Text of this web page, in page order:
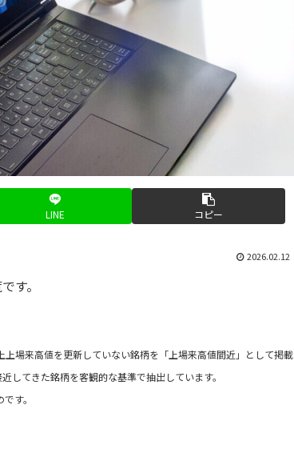
LINE コピー
2026.02.12
す。
場来高値を更新していない銘柄を「上場来高値間近」として掲載
してきた銘柄を客観的な基準で抽出しています。
す。